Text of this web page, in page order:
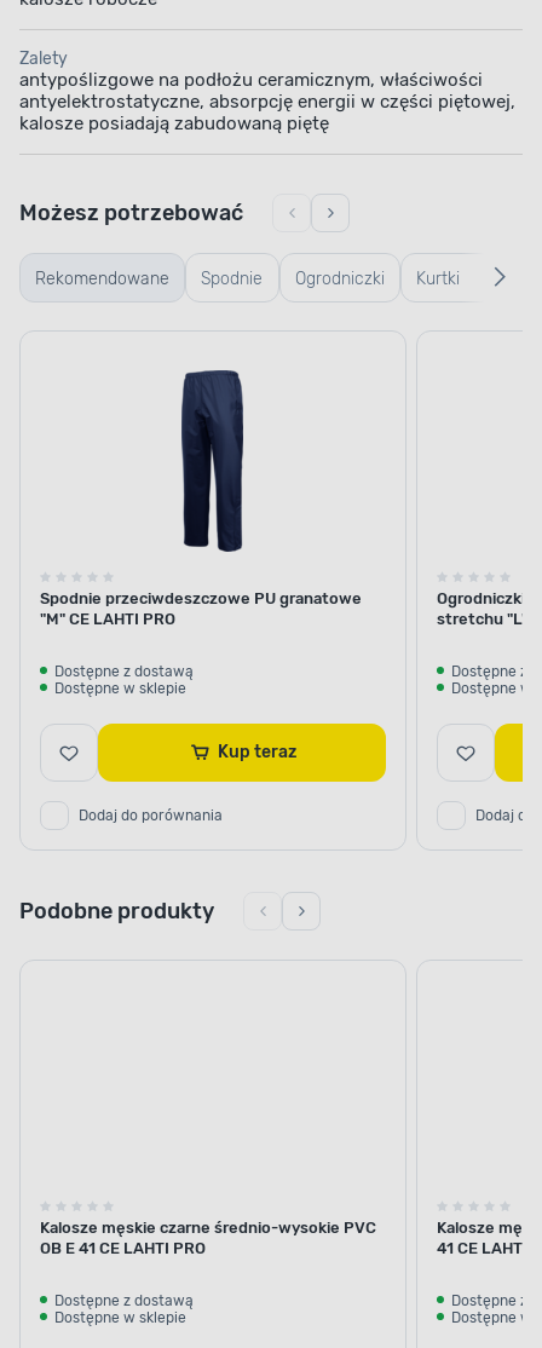
Zalety
antypoślizgowe na podłożu ceramicznym, właściwości
antyelektrostatyczne, absorpcję energii w części piętowej,
kalosze posiadają zabudowaną piętę
Rekomendowane Spodnie
robocze
Ogrodniczki Kurtki
robocze
Możesz potrzebować
Spodnie przeciwdeszczowe PU granatowe
"M" CE LAHTI PRO
Dostępne z dostawą
Dostępne w sklepie
Kup teraz
Dodaj do porównania
Ogrodniczki
stretchu
Dostępne z
Dostępne w
Dodaj do
Podobne produkty
Kalosze męskie czarne średnio-wysokie PVC
OB E 41 CE LAHTI PRO
Dostępne z dostawą
Dostępne w sklepie
Kalosze
41 CE LAHTI
Dostępne z
Dostępne w